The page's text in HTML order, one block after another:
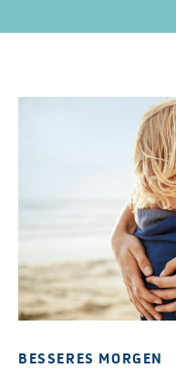
BESSERES MORGEN